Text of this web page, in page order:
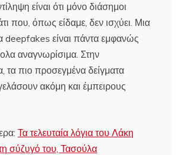
είναι ότι μόνο διάσημοι
που, όπως είδαμε, δεν ισχύει. Μια
deepfakes είναι πάντα εμφανώς
αναγνωρίσιμα. Στην
τα πιο προσεγμένα δείγματα
ακόμη και έμπειρους
Τα τελευταία λόγια του Λάκη
σύζυγό του, Τασούλα